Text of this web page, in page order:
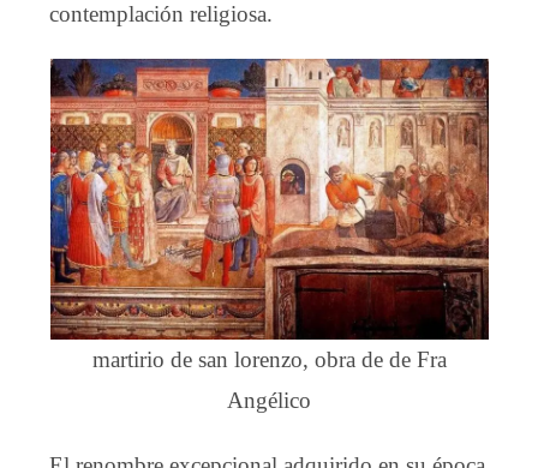
contemplación religiosa.
martirio de san lorenzo, obra de de Fra
Angélico